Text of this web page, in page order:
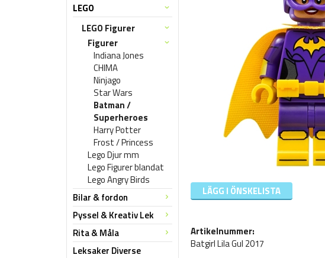
LEGO
LEGO Figurer
Figurer
Indiana Jones
CHIMA
Ninjago
Star Wars
Batman /
Superheroes
Harry Potter
Frost / Princess
Lego Djur mm
Lego Figurer blandat
Lego Angry Birds
Bilar & fordon
Pyssel & Kreativ Lek
Rita & Måla
Leksaker Diverse
LÄGG I ÖNSKELISTA
Artikelnummer:
Batgirl Lila Gul 2017